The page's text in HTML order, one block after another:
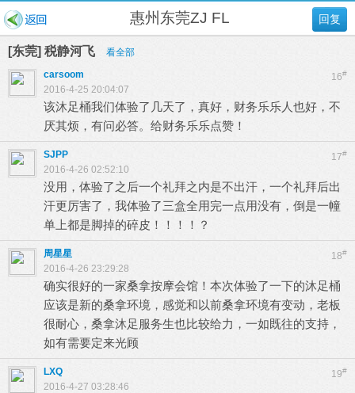
回复
惠州东莞ZJ FL
[东莞] 税静河飞 看全部
16#
carsoom
2016-4-25 20:04:07
该沐足桶我们体验了几天了，真好，财务乐乐人也好，不
厌其烦，有问必答。给财务乐乐点赞！
17#
SJPP
2016-4-26 02:52:10
没用，体验了之后一个礼拜之内是不出汗，一个礼拜后出
汗更厉害了，我体验了三盒全用完一点用没有，倒是一幢
单上都是脚掉的碎皮！！！！？
18#
周星星
2016-4-26 23:29:28
确实很好的一家桑拿按摩会馆！本次体验了一下的沐足桶
应该是新的桑拿环境，感觉和以前桑拿环境有变动，老板
很耐心，桑拿沐足服务生也比较给力，一如既往的支持，
如有需要定来光顾
19#
LXQ
2016-4-27 03:28:46